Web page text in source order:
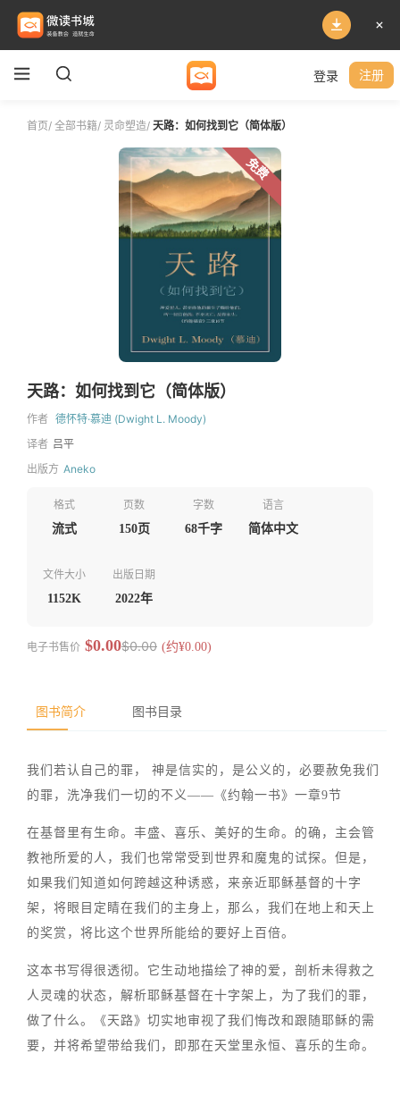
登录 注册
首页/ 全部书籍/ 灵命塑造/ 天路：如何找到它（简体版）
免费
天路：如何找到它（简体版）
作者 德怀特·慕迪 (Dwight L. Moody)
译者 吕平
出版方 Aneko
格式
流式
页数
150页
字数
68千字
语言
简体中文
文件大小
1152K
出版日期
2022年
电子书售价 $0.00$0.00 (约¥0.00)
图书简介 图书目录
我们若认自己的罪， 神是信实的，是公义的，必要赦免我们
的罪，洗净我们一切的不义——《约翰一书》一章9节
在基督里有生命。丰盛、喜乐、美好的生命。的确，主会管
教祂所爱的人，我们也常常受到世界和魔鬼的试探。但是，
如果我们知道如何跨越这种诱惑，来亲近耶稣基督的十字
架，将眼目定睛在我们的主身上，那么，我们在地上和天上
的奖赏，将比这个世界所能给的要好上百倍。
这本书写得很透彻。它生动地描绘了神的爱，剖析未得救之
人灵魂的状态，解析耶稣基督在十字架上，为了我们的罪，
做了什么。《天路》切实地审视了我们悔改和跟随耶稣的需
要，并将希望带给我们，即那在天堂里永恒、喜乐的生命。